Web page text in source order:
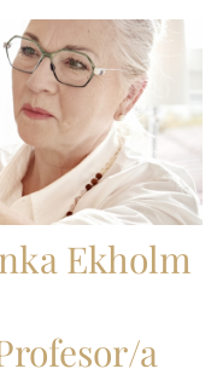
Ekholm
a